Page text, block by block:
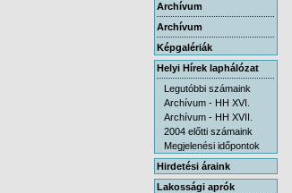
Archívum
Archívum
Képgalériák
Helyi Hírek laphálózat
Legutóbbi számaink
Archívum - HH XVI.
Archívum - HH XVII.
2004 előtti számaink
Megjelenési időpontok
Hirdetési áraink
Lakossági aprók